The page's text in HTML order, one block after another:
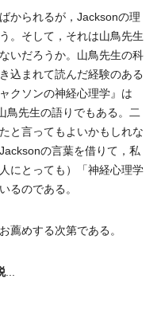
かられるが，Jacksonの理
。そして，それは山鳥先生
いだろうか。山鳥先生の科
込まれて読んだ経験のある
クソンの神経心理学』は
鳥先生の語りでもある。二
と言ってもよいかもしれな
の言葉を借りて，私
にとっても）「神経心理学
るのである。
薦めする次第である。
...